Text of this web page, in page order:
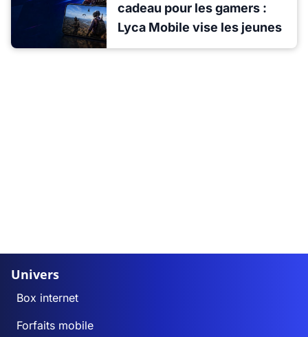
cadeau pour les gamers :
Lyca Mobile vise les jeunes
Univers
Box internet
Forfaits mobile